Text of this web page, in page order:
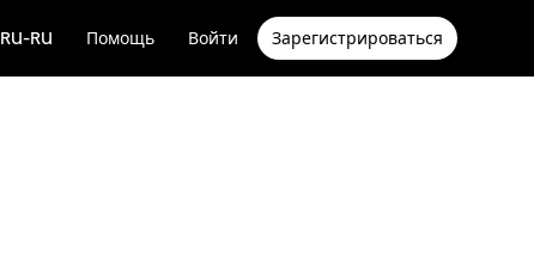
RU-RU Помощь Войти Зарегистрироваться